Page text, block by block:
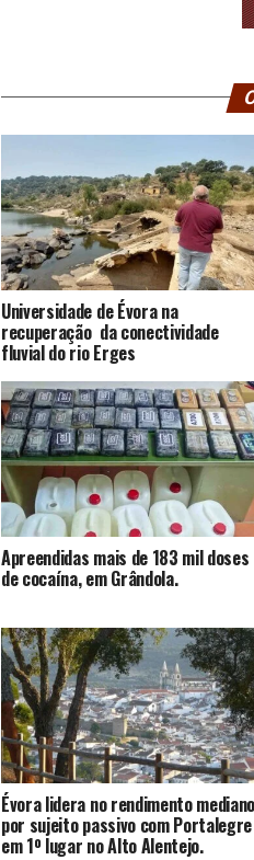
Universidade de Évora na
recuperação da conectividade
fluvial do rio Erges
Apreendidas mais de 183 mil doses
de cocaína, em Grândola.
Évora lidera no rendimento mediano
por sujeito passivo com Portalegre
em 1º lugar no Alto Alentejo.